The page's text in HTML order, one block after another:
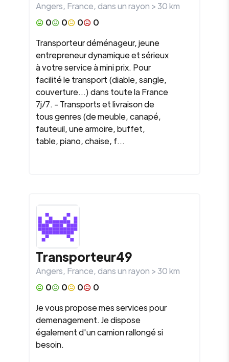
Angers, France, dans un rayon >30km
0
0 0
0
Transporteur déménageur, jeune
entrepreneur dynamique et sérieux
à votre service à mini prix. Pour
facilité le transport (diable, sangle,
couverture...) dans toute la France
7j/7. - Transports et livraison de
tous genres (de meuble, canapé,
fauteuil, une armoire, buffet,
table, piano, chaise, f...
Transporteur49
Angers, France, dans un rayon >30km
0
0 0
0
Je vous propose mes services pour
demenagement. Je dispose
également d'un camion rallongé si
besoin.